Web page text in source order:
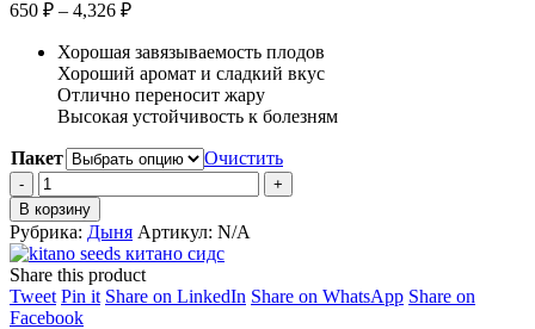
650 ₽ – 4,326 ₽Диапазон
650 ₽
–
4,326 ₽
Хорошая завязываемость плодов
Хороший аромат и сладкий вкус
Отлично переносит жару
Высокая устойчивость к болезням
Пакет
Очистить
Дыня
KS
/
КС
7066
F1
quantity
В корзину
Рубрика: Дыня Артикул: N/A
Share this product
TweetShare
on
Pin itShare
Share on LinkedIn Share
Share on WhatsAppShare
Share on
FacebookShare